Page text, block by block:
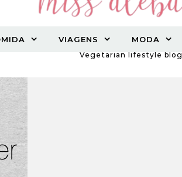
Vegetarian lifestyle blog
VIAGENS MODA